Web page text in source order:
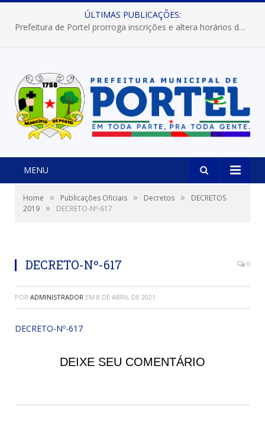
ÚLTIMAS PUBLICAÇÕES:
Prefeitura de Portel prorroga inscrições e altera horários dos concursos “Musa” e “Miss Mix Verão 2026”
MENU
Home » Publicações Oficiais » Decretos »
DECRETOS
2019 » DECRETO-Nº-617
DECRETO-Nº-617 0
POR ADMINISTRADOR EM 8 DE ABRIL DE 2021
DECRETO-Nº-617
DEIXE SEU COMENTÁRIO